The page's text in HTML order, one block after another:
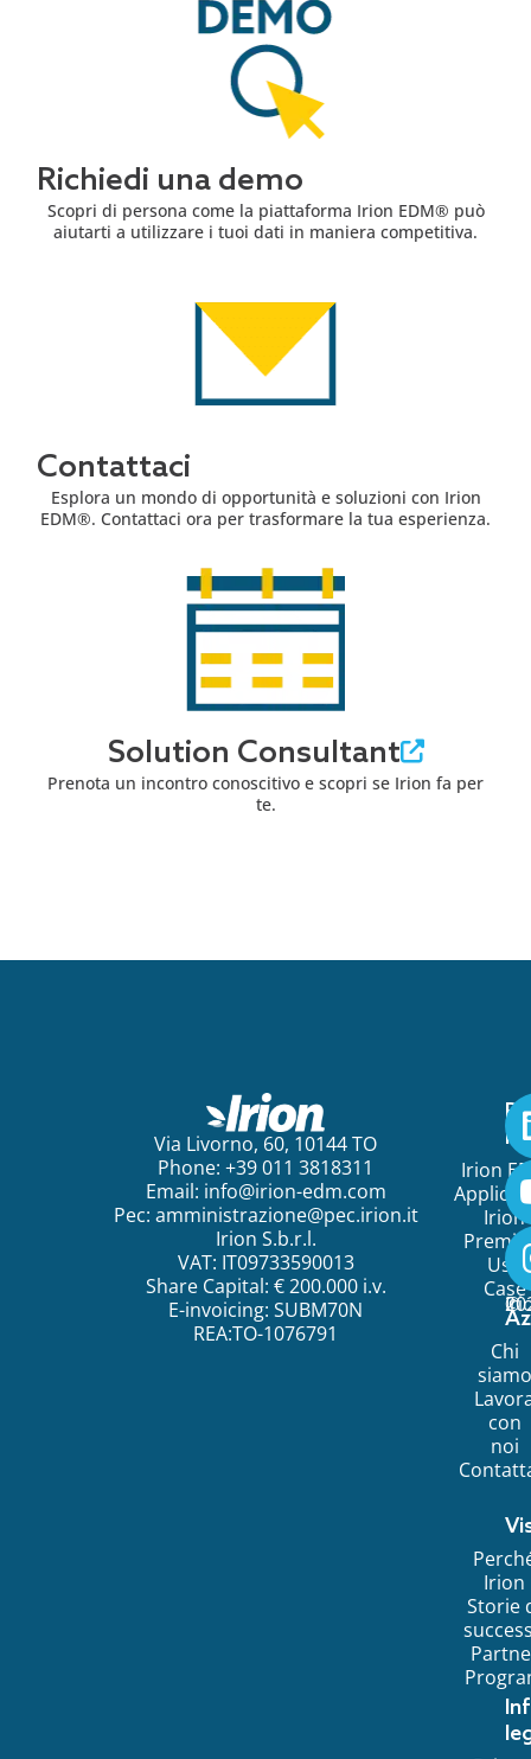
Richiedi una demo
Scopri di persona come la piattaforma Irion EDM® può
aiutarti a utilizzare i tuoi dati in maniera competitiva.
Contattaci
Esplora un mondo di opportunità e soluzioni con Irion
EDM®. Contattaci ora per trasformare la tua esperienza.
Solution Consultant
Prenota un incontro conoscitivo e scopri se Irion fa per
te.
Via Livorno, 60, 10144 TO
Phone: +39 011 3818311
Email: info@irion-edm.com
Pec: amministrazione@pec.irion.it
Irion S.b.r.l.
VAT: IT09733590013
Share Capital: € 200.000 i.v.
E-invoicing: SUBM70N
REA:TO-1076791
Irion
Irion
Use
Case
Chi
siamo
con
noi
Irion
Storie
©